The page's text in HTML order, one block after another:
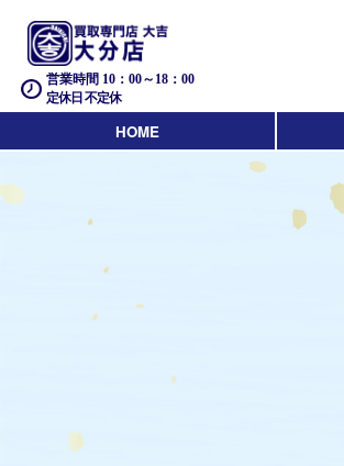
営業時間 10：00～18：00
定休日 不定休
HOME